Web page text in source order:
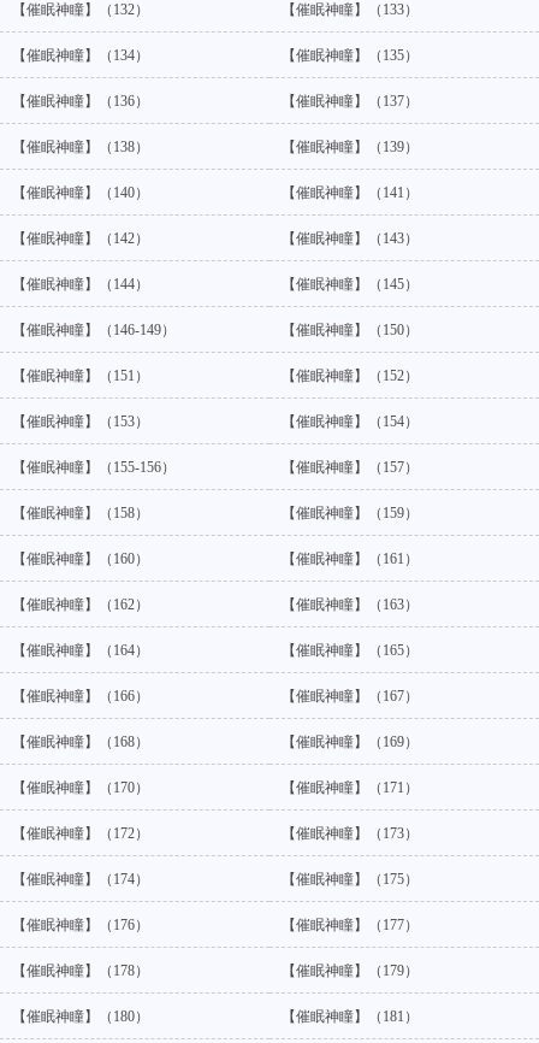
【催眠神瞳】（132） 【催眠神瞳】（133）
【催眠神瞳】（134） 【催眠神瞳】（135）
【催眠神瞳】（136） 【催眠神瞳】（137）
【催眠神瞳】（138） 【催眠神瞳】（139）
【催眠神瞳】（140） 【催眠神瞳】（141）
【催眠神瞳】（142） 【催眠神瞳】（143）
【催眠神瞳】（144） 【催眠神瞳】（145）
【催眠神瞳】（146-149） 【催眠神瞳】（150）
【催眠神瞳】（151） 【催眠神瞳】（152）
【催眠神瞳】（153） 【催眠神瞳】（154）
【催眠神瞳】（155-156） 【催眠神瞳】（157）
【催眠神瞳】（158） 【催眠神瞳】（159）
【催眠神瞳】（160） 【催眠神瞳】（161）
【催眠神瞳】（162） 【催眠神瞳】（163）
【催眠神瞳】（164） 【催眠神瞳】（165）
【催眠神瞳】（166） 【催眠神瞳】（167）
【催眠神瞳】（168） 【催眠神瞳】（169）
【催眠神瞳】（170） 【催眠神瞳】（171）
【催眠神瞳】（172） 【催眠神瞳】（173）
【催眠神瞳】（174） 【催眠神瞳】（175）
【催眠神瞳】（176） 【催眠神瞳】（177）
【催眠神瞳】（178） 【催眠神瞳】（179）
【催眠神瞳】（180） 【催眠神瞳】（181）